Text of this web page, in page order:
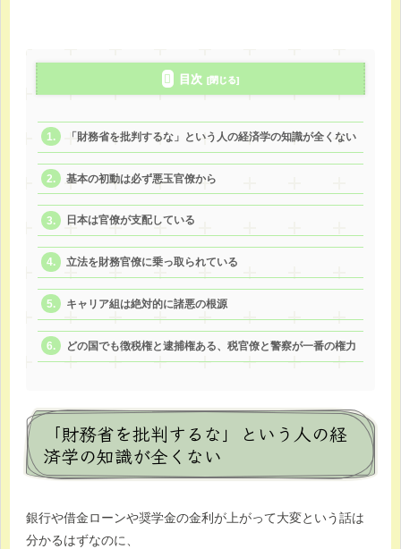
目次
「財務省を批判するな」という人の経済学の知識が全くない
基本の初動は必ず悪玉官僚から
日本は官僚が支配している
立法を財務官僚に乗っ取られている
キャリア組は絶対的に諸悪の根源
どの国でも徴税権と逮捕権ある、税官僚と警察が一番の権力
「財務省を批判するな」という人の経
済学の知識が全くない
銀行や借金ローンや奨学金の金利が上がって大変という話は
分かるはずなのに、